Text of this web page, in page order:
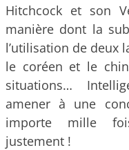
Hitchcock et son
manière dont la
l’utilisation de deux
le coréen et le
situations…
amener à une
importe mille
justement !